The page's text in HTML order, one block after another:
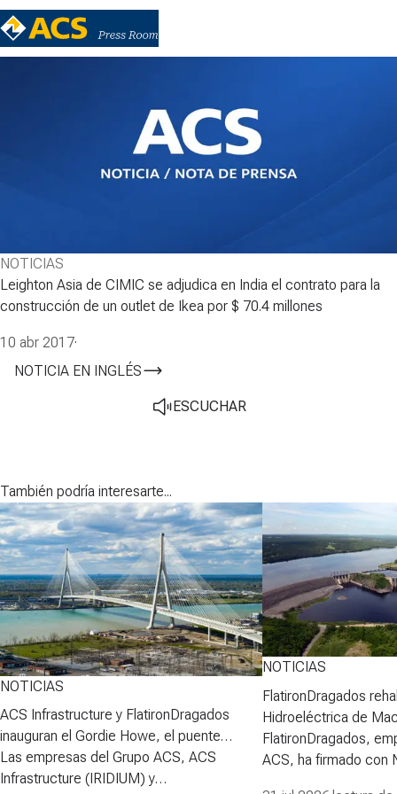
NOTICIAS
Leighton Asia de CIMIC se adjudica en India el contrato para la
construcción de un outlet de Ikea por $ 70.4 millones
10 abr 2017·
NOTICIA EN INGLÉS
ESCUCHAR
También podría interesarte...
NOTICIAS
ACS Infrastructure y FlatironDragados
inauguran el Gordie Howe, el puente
atirantado más largo de Norteamérica
Las empresas del Grupo ACS, ACS
Infrastructure (IRIDIUM) y
NOTICIAS
FlatironDragados
Hidroeléctrica de
FlatironDragados,
ACS, ha firmado con